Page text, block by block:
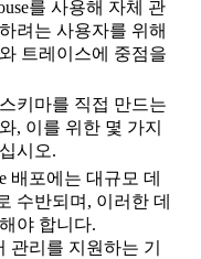
를 사용해 자체 관
려는 사용자를 위해
트레이스에 중점을
키마를 직접 만드는
, 이를 위한 몇 가지
시오.
배포에는 대규모 데
수반되며, 이러한 데
야 합니다.
관리를 지원하는 기